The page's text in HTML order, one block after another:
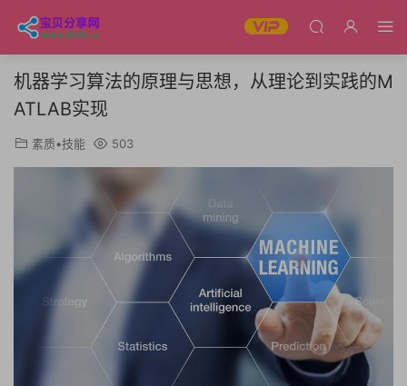
机器学习算法的原理与思想，从理论到实践的M
ATLAB实现
素质•技能 503